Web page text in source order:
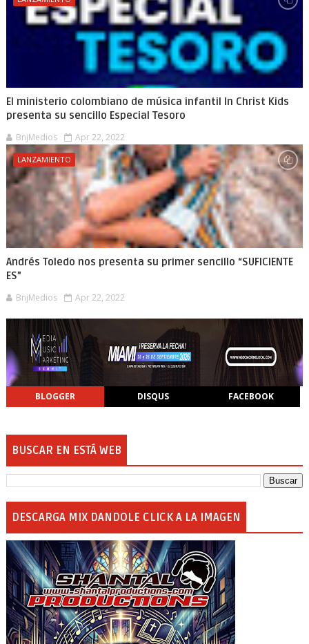
El ministerio colombiano de música infantil In Christ Kids
presenta su sencillo Especial Tesoro
BnjMedios Apr 22, 2022
LANZAMIENTO
Andrés Toledo nos presenta su primer sencillo “SUFICIENTE
ES”
BnjMedios Apr 22, 2022
BLOGGER DISQUS FACEBOOK
BUSCAR EN ESTÁ WEB
DESCARGA MIX DANDOLE CLICK A LA IMAGEN